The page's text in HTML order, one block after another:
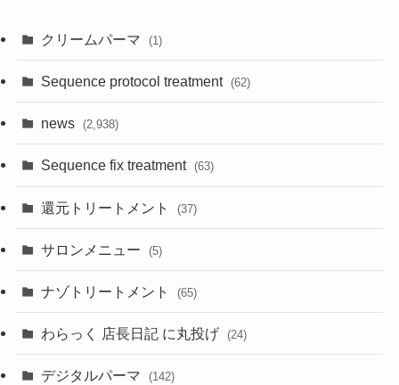
クリームパーマ (1)
Sequence protocol treatment (62)
news (2,938)
Sequence fix treatment (63)
還元トリートメント (37)
サロンメニュー (5)
ナゾトリートメント (65)
わらっく 店長日記 に丸投げ (24)
デジタルパーマ (142)